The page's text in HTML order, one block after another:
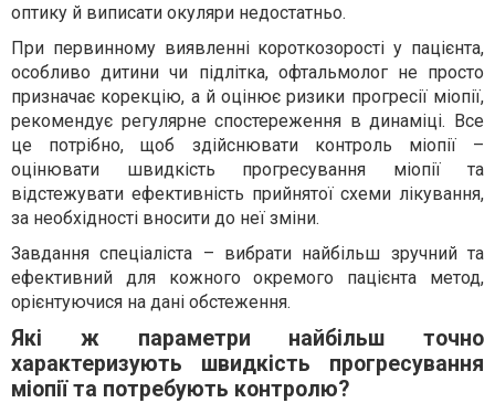
оптику й виписати окуляри недостатньо.
При первинному виявленні короткозорості у пацієнта,
особливо дитини чи підлітка, офтальмолог не просто
призначає корекцію, а й оцінює ризики прогресії міопії,
рекомендує регулярне спостереження в динаміці. Все
це потрібно, щоб здійснювати контроль міопії –
оцінювати швидкість прогресування міопії та
відстежувати ефективність прийнятої схеми лікування,
за необхідності вносити до неї зміни.
Завдання спеціаліста – вибрати найбільш зручний та
ефективний для кожного окремого пацієнта метод,
орієнтуючися на дані обстеження.
Які ж параметри найбільш точно
характеризують швидкість прогресування
міопії та потребують контролю?